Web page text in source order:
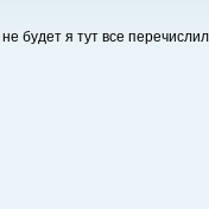
не будет я тут все